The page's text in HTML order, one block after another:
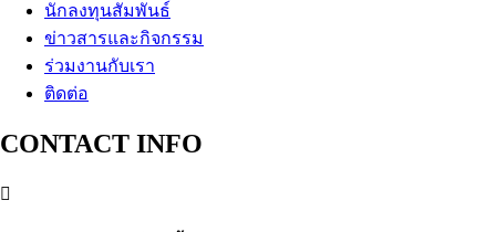
นักลงทุนสัมพันธ์
ข่าวสารและกิจกรรม
ร่วมงานกับเรา
ติดต่อ
CONTACT INFO
